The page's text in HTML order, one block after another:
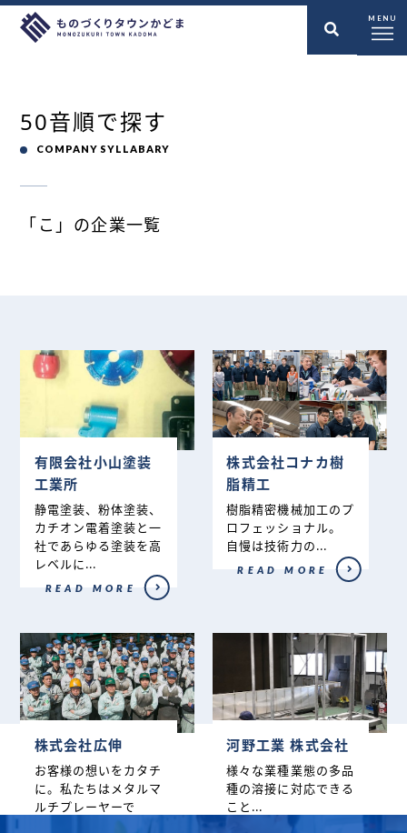
MENU
50音順で探す
COMPANY SYLLABARY
「こ」の企業一覧
有限会社小山塗装
工業所
静電塗装、粉体塗装、
カチオン電着塗装と一
社であらゆる塗装を高
レベルに...
READ MORE
株式会社コナカ樹
脂精工
樹脂精密機械加工のプ
ロフェッショナル。
自慢は技術力の...
READ MORE
株式会社広伸
お客様の想いをカタチ
に。私たちはメタルマ
ルチプレーヤーで
河野工業 株式会社
様々な業種業態の多品
種の溶接に対応できる
こと...